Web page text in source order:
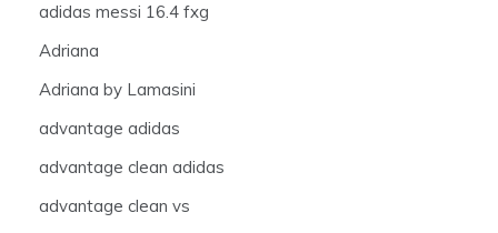
adidas messi 16.4 fxg
Adriana
Adriana by Lamasini
advantage adidas
advantage clean adidas
advantage clean vs